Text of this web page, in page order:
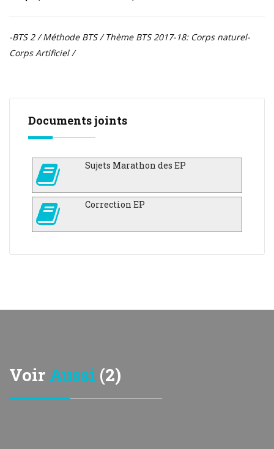
-BTS 2 / Méthode BTS / Thème BTS 2017-18: Corps naturel-
Corps Artificiel /
Documents joints
Sujets Marathon des EP
Correction EP
Voir Aussi (2)